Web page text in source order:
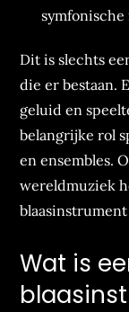
symfonische
Dit is slechts
die er bestaan.
geluid en
belangrijke rol
en ensembles.
wereldmuziek
Wat is